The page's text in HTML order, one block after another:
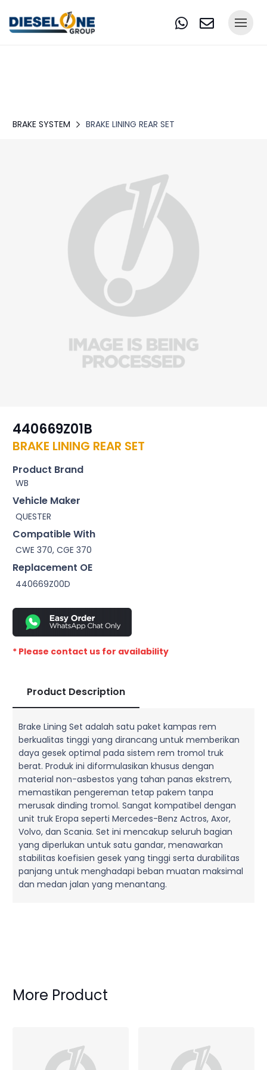
BRAKE SYSTEM BRAKE LINING REAR SET
440669Z01B
BRAKE LINING REAR SET
Product Brand
WB
Vehicle Maker
QUESTER
Compatible With
CWE 370, CGE 370
Replacement OE
440669Z00D
* Please contact us for availability
Product Description
Brake Lining Set adalah satu paket kampas rem
berkualitas tinggi yang dirancang untuk memberikan
daya gesek optimal pada sistem rem tromol truk
berat. Produk ini diformulasikan khusus dengan
material non-asbestos yang tahan panas ekstrem,
memastikan pengereman tetap pakem tanpa
merusak dinding tromol. Sangat kompatibel dengan
unit truk Eropa seperti Mercedes-Benz Actros, Axor,
Volvo, dan Scania. Set ini mencakup seluruh bagian
yang diperlukan untuk satu gandar, menawarkan
stabilitas koefisien gesek yang tinggi serta durabilitas
panjang untuk menghadapi beban muatan maksimal
dan medan jalan yang menantang.
More Product